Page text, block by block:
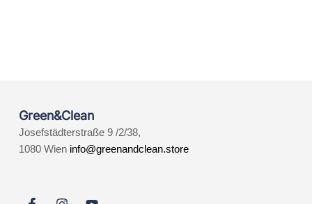
Green&Clean
Josefstädterstraße 9 /2/38,
1080 Wien info@greenandclean.store